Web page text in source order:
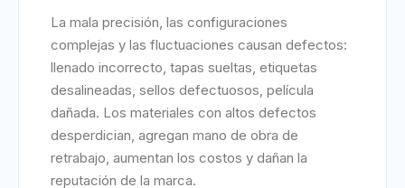
La mala precisión, las configuraciones
complejas y las fluctuaciones causan defectos:
llenado incorrecto, tapas sueltas, etiquetas
desalineadas, sellos defectuosos, película
dañada. Los materiales con altos defectos
desperdician, agregan mano de obra de
retrabajo, aumentan los costos y dañan la
reputación de la marca.